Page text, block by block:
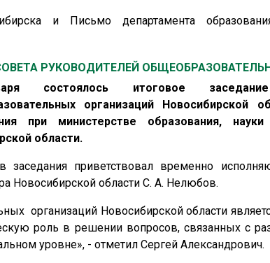
и Письмо департамента
РУКОВОДИТЕЛЕЙ
состоялось итоговое
организаций Новосибирской
при министерстве образования,
области.
заседания приветствовал временно
Новосибирской области С. А. Нелюбов.
организаций Новосибирской области
роль в решении вопросов, связанных с
уровне», - отметил Сергей Александрович.